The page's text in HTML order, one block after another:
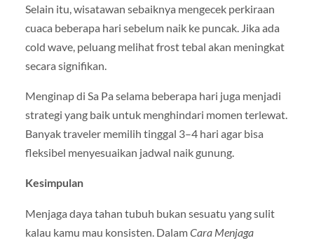
Selain itu, wisatawan sebaiknya mengecek perkiraan
cuaca beberapa hari sebelum naik ke puncak. Jika ada
cold wave, peluang melihat frost tebal akan meningkat
secara signifikan.
Menginap di Sa Pa selama beberapa hari juga menjadi
strategi yang baik untuk menghindari momen terlewat.
Banyak traveler memilih tinggal 3–4 hari agar bisa
fleksibel menyesuaikan jadwal naik gunung.
Kesimpulan
Menjaga daya tahan tubuh bukan sesuatu yang sulit
kalau kamu mau konsisten. DalamCara Menjaga